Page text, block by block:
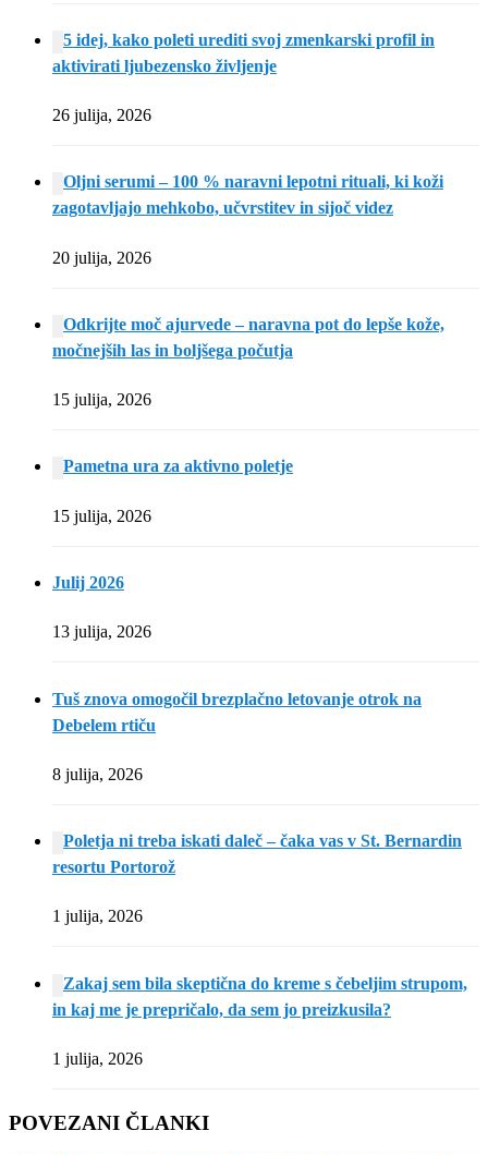
5 idej, kako poleti urediti svoj zmenkarski profil in
aktivirati ljubezensko življenje
26 julija, 2026
Oljni serumi – 100 % naravni lepotni rituali, ki koži
zagotavljajo mehkobo, učvrstitev in sijoč videz
20 julija, 2026
Odkrijte moč ajurvede – naravna pot do lepše kože,
močnejših las in boljšega počutja
15 julija, 2026
Pametna ura za aktivno poletje
15 julija, 2026
Julij 2026
13 julija, 2026
Tuš znova omogočil brezplačno letovanje otrok na
Debelem rtiču
8 julija, 2026
Poletja ni treba iskati daleč – čaka vas v St. Bernardin
resortu Portorož
1 julija, 2026
Zakaj sem bila skeptična do kreme s čebeljim strupom,
in kaj me je prepričalo, da sem jo preizkusila?
1 julija, 2026
POVEZANI ČLANKI